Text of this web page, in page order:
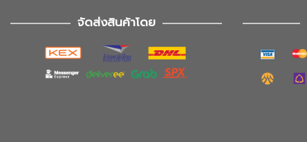
จัดส่งสินค้าโดย